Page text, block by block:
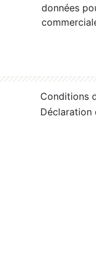
données
Conditions
Déclaration